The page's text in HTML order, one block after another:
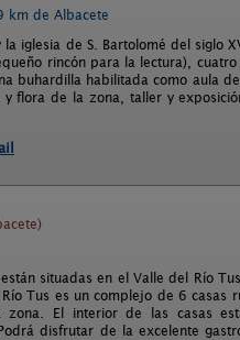
km de Albacete
iglesia de S. Bartolomé del siglo
rincón para la lectura), cuatro
buhardilla habilitada como aula
flora de la zona, taller y
situadas en el Valle del Río
Tus es un complejo de 6 casas
zona. El interior de las casas
disfrutar de la excelente